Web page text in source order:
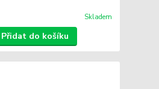
Skladem
Přidat do košíku